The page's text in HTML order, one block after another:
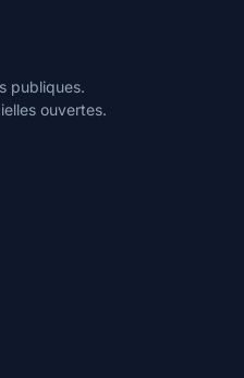
publiques.
ouvertes.